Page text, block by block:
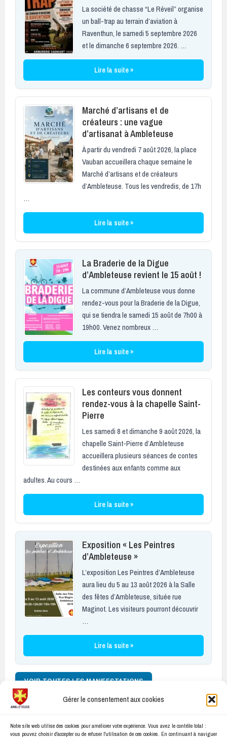
Gérer le consentement aux cookies
Notre site web utilise des cookies pour améliorer votre expérience. Vous avez le contrôle total :
vous pouvez choisir d'accepter ou de refuser l'utilisation de ces cookies. En continuant à naviguer
La société de chasse “Le Réveil” organise
un ball-trap au terrain d’aviation à
Raventhun, le samedi 5 septembre 2026
et le dimanche 6 septembre 2026. …
Lire la suite »
Marché d’artisans et de
créateurs : une vague
d’artisanat à Ambleteuse
À partir du vendredi 7 août 2026, la place
Vauban accueillera chaque semaine le
Marché d’artisans et de créateurs
d’Ambleteuse. Tous les vendredis, de 17h
…
Lire la suite »
La Braderie de la Digue
d’Ambleteuse revient le 15 août !
La commune d’Ambleteuse vous donne
rendez-vous pour la Braderie de la Digue,
qui se tiendra le samedi 15 août de 7h00 à
19h00. Venez nombreux …
Lire la suite »
Les conteurs vous donnent
rendez-vous à la chapelle Saint-
Pierre
Les samedi 8 et dimanche 9 août 2026, la
chapelle Saint-Pierre d’Ambleteuse
accueillera plusieurs séances de contes
destinées aux enfants comme aux
adultes. Au cours …
Lire la suite »
Exposition « Les Peintres
d’Ambleteuse »
L’exposition Les Peintres d’Ambleteuse
aura lieu du 5 au 13 août 2026 à la Salle
des fêtes d’Ambleteuse, située rue
Maginot. Les visiteurs pourront découvrir
…
Lire la suite »
VOIR TOUTES LES MANIFESTATIONS
Facebook
E-
mail